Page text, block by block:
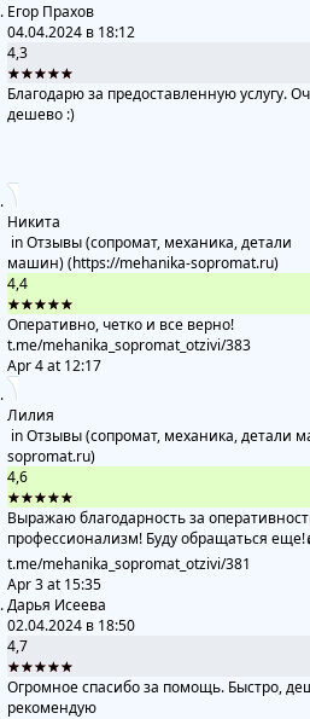
Егор Прахов
04.04.2024 в 18:12
4,3
★★★★★
Благодарю за предоставленную услугу.
дешево :)
Никита
inОтзывы (сопромат, механика, детали
машин) (https://mehanika-sopromat.ru)
4,4
★★★★★
Оперативно, четко и все верно!
t.me/mehanika_sopromat_otzivi/383
Apr 4 at 12:17
Лилия
inОтзывы (сопромат, механика, детали
sopromat.ru)
4,6
★★★★★
Выражаю благодарность за
профессионализм! Буду обращаться еще!
t.me/mehanika_sopromat_otzivi/381
Apr 3 at 15:35
Дарья Исеева
02.04.2024 в 18:50
4,7
★★★★★
Огромное спасибо за помощь. Быстро,
рекомендую